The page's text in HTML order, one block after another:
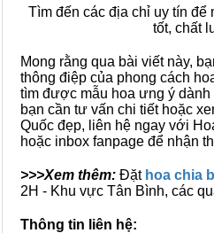
Tìm đến các địa chỉ uy tín để
tốt, chất
Mong rằng qua bài viết này,
thông điệp của phong cách
tìm được mẫu hoa ưng ý
bạn cần tư vấn chi tiết hoặc
Quốc đẹp, liên hệ ngay với
hoặc inbox fanpage để nhận
>>>Xem thêm: Đặt hoa chia
2H - Khu vực Tân Bình, các
Thông tin liên hệ: